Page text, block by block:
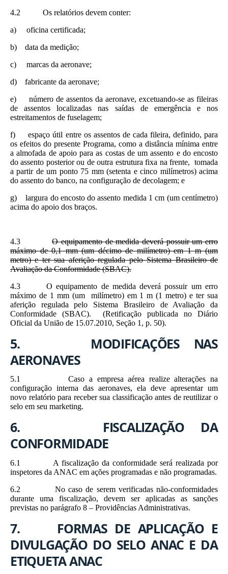
4.2 Os relatórios devem conter:
a) oficina certificada;
b) data da medição;
c) marcas da aeronave;
d) fabricante da aeronave;
e) número de assentos da aeronave, excetuando-se as fileiras
de assentos localizadas nas saídas de emergência e nos
estreitamentos de fuselagem;
f) espaço útil entre os assentos de cada fileira, definido, para
os efeitos do presente Programa, como a distância mínima entre
a almofada de apoio para as costas de um assento e do encosto
do assento posterior ou de outra estrutura fixa na frente, tomada
a partir de um ponto 75 mm (setenta e cinco milímetros) acima
do assento do banco, na configuração de decolagem; e
g) largura do encosto do assento medida 1 cm (um centímetro)
acima do apoio dos braços.
4.3O equipamento de medida deverá possuir um erro
máximo de 0,1 mm (um décimo de milímetro) em 1 m (um
metro) e ter sua aferição regulada pelo Sistema Brasileiro de
Avaliação da Conformidade (SBAC).
4.3 O equipamento de medida deverá possuir um erro
máximo de 1 mm (um milímetro) em 1 m (1 metro) e ter sua
aferição regulada pelo Sistema Brasileiro de Avaliação da
Conformidade (SBAC). (Retificação publicada no Diário
Oficial da União de 15.07.2010, Seção 1, p. 50).
5. MODIFICAÇÕES NAS
AERONAVES
5.1 Caso a empresa aérea realize alterações na
configuração interna das aeronaves, ela deve apresentar um
novo relatório para receber sua classificação antes de reutilizar o
selo em seu marketing.
6. FISCALIZAÇÃO DA
CONFORMIDADE
6.1 A fiscalização da conformidade será realizada por
inspetores da ANAC em ações programadas e não programadas.
6.2 No caso de serem verificadas não-conformidades
durante uma fiscalização, devem ser aplicadas as sanções
previstas no parágrafo 8 – Providências Administrativas.
7. FORMAS DE APLICAÇÃO E
DIVULGAÇÃO DO SELO ANAC E DA
ETIQUETA ANAC